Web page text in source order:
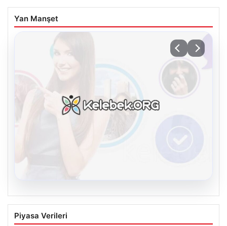
Yan Manşet
08.08.2026
Kelebek chat adresi İle Sanal İletişimin
Seviyeli Adresi Ve Sohbet Deneyimi
Piyasa Verileri